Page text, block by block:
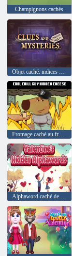
Champignons cachés
Objet caché: indices et mystères
Fromage caché au froid cool